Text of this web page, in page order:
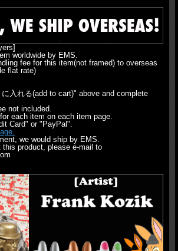
worldwide by EMS.
fee for this item(not framed) to overseas
flat rate)
入れる(add to cart)" above and complete
not included.
each item on each item page.
Card" or "PayPal".
we would ship by EMS.
this product, please e-mail to